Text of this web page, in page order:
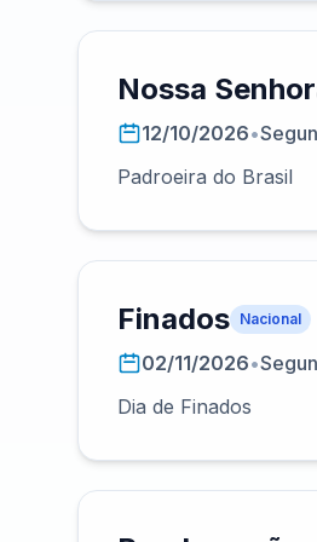
Nossa
12/10/2026•
Padroeira do Brasil
Finados Nacional
02/11/2026•
Dia de Finados